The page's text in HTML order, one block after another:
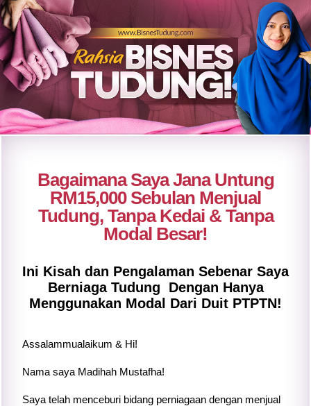
Bagaimana Saya Jana Untung
RM15,000 Sebulan Menjual
Tudung, Tanpa Kedai & Tanpa
Modal Besar!
Ini Kisah dan Pengalaman Sebenar Saya
Berniaga Tudung Dengan Hanya
Menggunakan Modal Dari Duit PTPTN!
Assalammualaikum & Hi!
Nama saya Madihah Mustafha!
Saya telah menceburi bidang perniagaan dengan menjual